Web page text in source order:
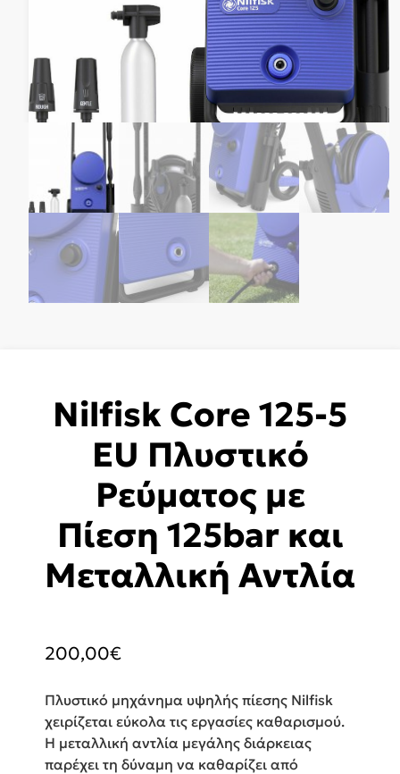
Nilfisk Core 125-5
EU Πλυστικό
Ρεύματος με
Πίεση 125bar και
Μεταλλική Αντλία
200,00€
Πλυστικό μηχάνημα υψηλής πίεσης Nilfisk
χειρίζεται εύκολα τις εργασίες καθαρισμού.
Η μεταλλική αντλία μεγάλης διάρκειας
παρέχει τη δύναμη να καθαρίζει από